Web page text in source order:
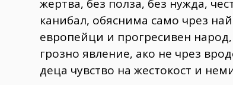
жертва, без полза, без нужда,
канибал, обяснима само чрез
европейци и прогресивен
грозно явление, ако не чрез
деца чувство на жестокост и